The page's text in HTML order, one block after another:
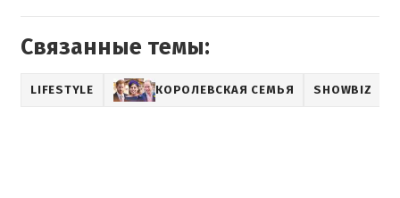
Связанные темы:
LIFESTYLE КОРОЛЕВСКАЯ СЕМЬЯ SHOWBIZ